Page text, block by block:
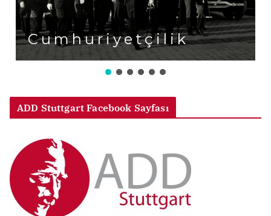
Cumhuriyetçilik
ADD Stuttgart Facebook Sayfası